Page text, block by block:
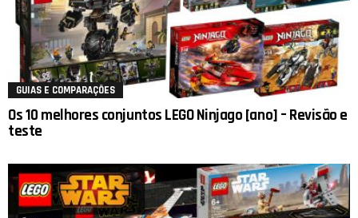
GUIAS E COMPARAÇÕES
Os 10 melhores conjuntos LEGO Ninjago [ano] – Revisão e
teste